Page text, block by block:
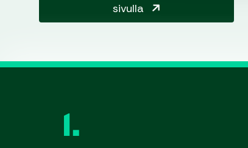
sivulla
1.